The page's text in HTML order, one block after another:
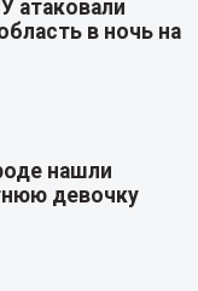
атаковали
в ночь на
нашли
девочку